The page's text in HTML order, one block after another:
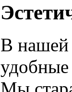
В нашей